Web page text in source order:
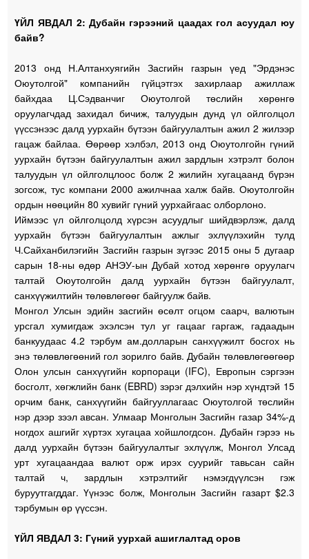
ҮЙЛ ЯВДАЛ 2: Дубайн гэрээний цаадах гол асуудал юу
байв?
2013 онд Н.Алтанхуягийн Засгийн газрын үед "Эрдэнэс
Оюутолгой" компанийн гүйцэтгэх захирлаар ажиллаж
байхдаа Ц.Сэдванчиг Оюутолгой төслийн хөрөнгө
оруулагчдад захидал бичиж, талуудын дунд үл ойлголцол
үүссэнээс далд уурхайн бүтээн байгуулалтын ажил 2 жилээр
гацаж байлаа. Өөрөөр хэлбэл, 2013 онд Оюутолгойн гүний
уурхайн бүтээн байгуулалтын ажил зардлын хэтрэлт болон
талуудын үл ойлголцлоос болж 2 жилийн хугацаанд бүрэн
зогсож, тус компани 2000 ажилчнаа халж байв. Оюутолгойн
ордын нөөцийн 80 хувийг гүний уурхайгаас олборлоно.
Иймээс үл ойлголцолд хүрсэн асуудлыг шийдвэрлэж, далд
уурхайн бүтээн байгуулалтын ажлыг эхлүүлэхийн тулд
Ч.Сайханбилэгийн Засгийн газрын зүгээс 2015 оны 5 дугаар
сарын 18-ны өдөр АНЭУ-ын Дубай хотод хөрөнгө оруулагч
талтай Оюутолгойн далд уурхайн бүтээн байгуулалт,
санхүүжилтийн төлөвлөгөөг байгуулж байв.
Монгол Улсын эдийн засгийн өсөлт огцом саарч, валютын
урсгал хумигдаж эхэлсэн тул уг гацааг гаргаж, гадаадын
банкуудаас 4.2 тэрбум ам.долларын санхүүжилт босгох нь
энэ төлөвлөгөөний гол зорилго байв. Дубайн төлөвлөгөөгөөр
Олон улсын санхүүгийн корпораци (IFC), Европын сэргээн
босголт, хөгжлийн банк (EBRD) зэрэг дэлхийн нэр хүндтэй 15
орчим банк, санхүүгийн байгууллагаас Оюутолгой төслийн
нэр дээр зээл авсан. Улмаар Монголын Засгийн газар 34%-д
ногдох ашгийг хүртэх хугацаа хойшлогдсон. Дубайн гэрээ нь
далд уурхайн бүтээн байгуулалтыг эхлүүлж, Монгол Улсад
урт хугацаандаа валют орж ирэх суурийг тавьсан сайн
талтай ч, зардлын хэтрэлтийг нэмэгдүүлсэн гэж
буруутгагддаг. Үүнээс болж, Монголын Засгийн газарт $2.3
тэрбумын өр үүссэн.
ҮЙЛ ЯВДАЛ 3: Гүний уурхай ашиглалтад оров